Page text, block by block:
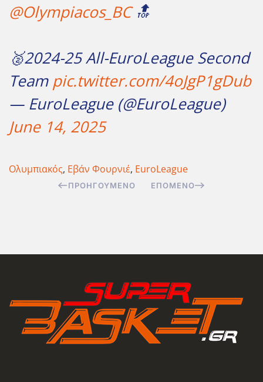
@Olympiacos_BC🔝
🥈2024-25 All-EuroLeague Second
Team pic.twitter.com/4oJgP1gDub
— EuroLeague (@EuroLeague)
June 14, 2025
Ολυμπιακός, Εβάν Φουρνιέ, EuroLeague
ΠΡΟΗΓΟΎΜΕΝΟ ΕΠΌΜΕΝΟ